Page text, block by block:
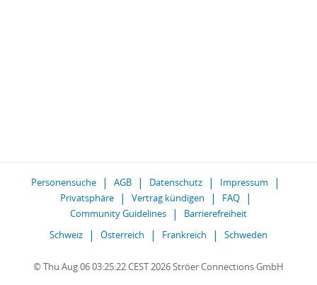
Personensuche AGB Datenschutz
Impressum
Privatsphäre
Vertrag kündigen
FAQ
Community Guidelines
Barrierefreiheit
Schweiz
Österreich Frankreich Schweden
© Thu Aug 06 03:25:22 CEST 2026 Ströer Connections GmbH